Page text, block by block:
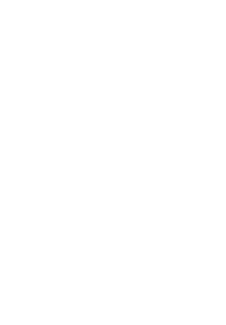
di DPR
mencari tahu
lalu sampaikan
mereka di sini!